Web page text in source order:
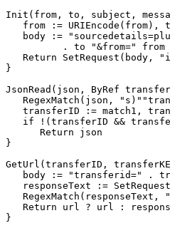
Init(from, to, subject,
from := URIEncode(from),
body :=
. to "&from="
Return SetRequest(body,
}
JsonRead(json, ByRef
RegexMatch(json,
transferID := match1,
if !(transferID &&
      Return json
}
GetUrl(transferID,
body := "transferid=" .
responseText :=
RegexMatch(responseText,
Return url ? url :
}